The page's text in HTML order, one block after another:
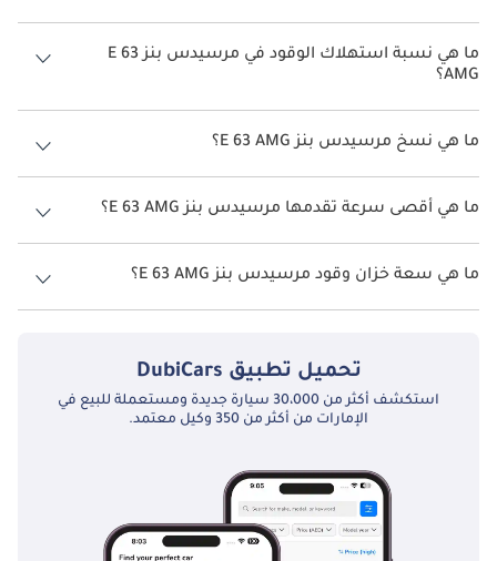
مرسيدس بنز E 63 AMG لهذه السنة في الإمارات هو TBD.
ما هي نسبة استهلاك الوقود في مرسيدس بنز E 63
AMG؟
اقترحت الشركة المصنعة أن تكون نسبة توفير استهلاك الوقود لسيارة
مرسيدس بنز E 63 AMG هو TBD.
ما هي نسخ مرسيدس بنز E 63 AMG؟
نسخ مرسيدس بنز E 63 AMG هي .
ما هي أقصى سرعة تقدمها مرسيدس بنز E 63 AMG؟
السرعة القصوى مرسيدس بنز E 63 AMG هي TBD.
ما هي سعة خزان وقود مرسيدس بنز E 63 AMG؟
تبلغ سعة خزان الوقود في مرسيدس بنز E 63 AMG TBD.
تحميل تطبيق DubiCars
استكشف أكثر من 30،000 سيارة جديدة ومستعملة للبيع في
الإمارات من أكثر من 350 وكيل معتمد.